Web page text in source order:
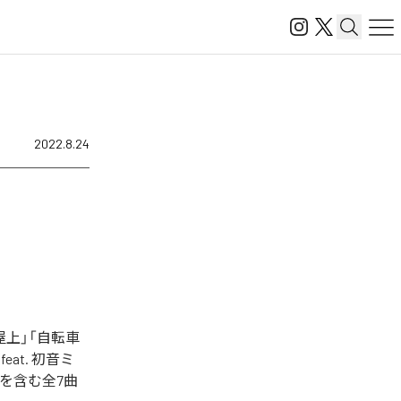
2022.8.24
」「自転車
初音ミ
を含む全7曲